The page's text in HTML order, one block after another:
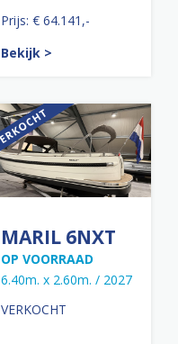
Prijs: € 64.141,-
Bekijk >
MARIL 6NXT
OP VOORRAAD
6.40m. x 2.60m. / 2027
VERKOCHT